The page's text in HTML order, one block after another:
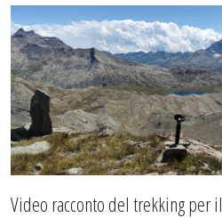
Video racconto del trekking per il